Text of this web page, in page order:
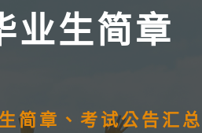
业生简章
简章、考试公告汇总